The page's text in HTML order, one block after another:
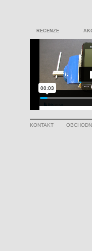
RECENZE
KONTAKT